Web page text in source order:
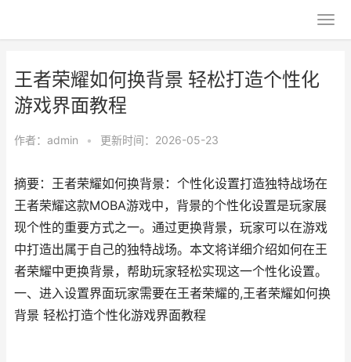
王者荣耀如何换背景 轻松打造个性化
游戏界面教程
作者： admin • 更新时间：2026-05-23
摘要：王者荣耀如何换背景：个性化设置打造独特战场在
王者荣耀这款MOBA游戏中，背景的个性化设置是玩家展
现个性的重要方式之一。通过更换背景，玩家可以在游戏
中打造出属于自己的独特战场。本文将详细介绍如何在王
者荣耀中更换背景，帮助玩家轻松实现这一个性化设置。
一、进入设置界面玩家需要在王者荣耀的,王者荣耀如何换
背景 轻松打造个性化游戏界面教程